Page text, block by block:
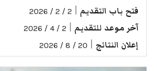
فتح باب التقديم 2 / 2 / 2026
آخر موعد للتقديم 2 / 4 / 2026
إعلان النتائج 20 / 8 / 2026